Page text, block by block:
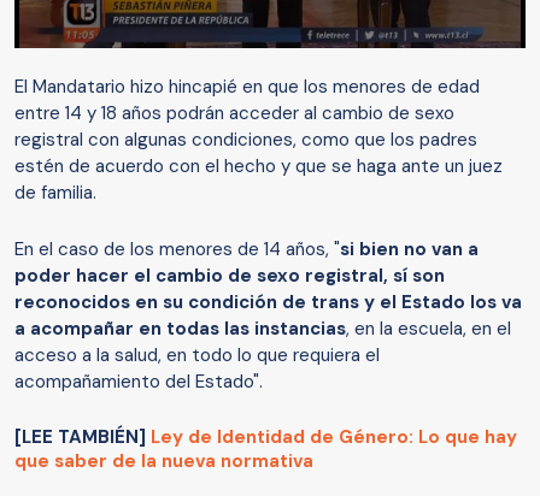
El Mandatario hizo hincapié en que los menores de edad
entre 14 y 18 años podrán acceder al cambio de sexo
registral con algunas condiciones, como que los padres
estén de acuerdo con el hecho y que se haga ante un juez
de familia.
En el caso de los menores de 14 años, "si bien no van a
poder hacer el cambio de sexo registral, sí son
reconocidos en su condición de trans y el Estado los va
a acompañar en todas las instancias, en la escuela, en el
acceso a la salud, en todo lo que requiera el
acompañamiento del Estado".
[LEE TAMBIÉN] Ley de Identidad de Género: Lo que hay
que saber de la nueva normativa